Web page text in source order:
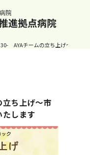
AYAチームの立ち上げ～市立豊
ち上げ～市
します